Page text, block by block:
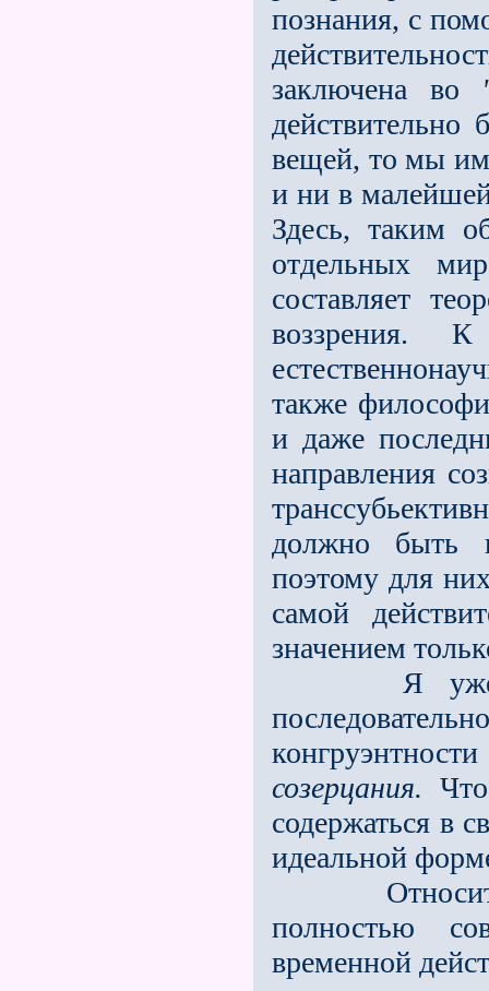
познания, с
заключена во
вещей, то мы
и ни в
Здесь, таким
отдельных
составляет
воззрения.
также
и даже
направления
должно быть
поэтому для
самой
значением
Я уже
созерцания.
содержаться в
идеальной
полностью
временной